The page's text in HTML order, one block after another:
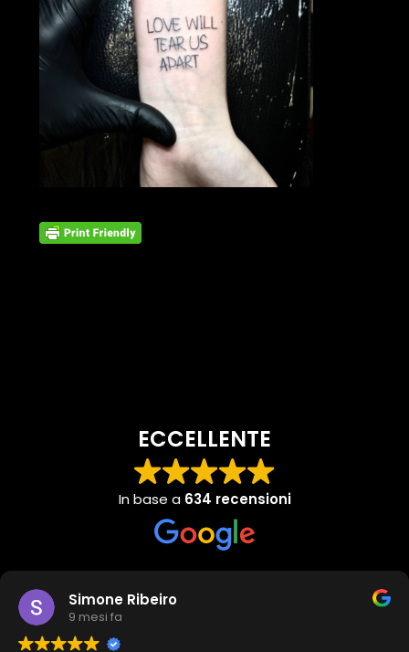
ECCELLENTE
In base a 634 recensioni
Simone Ribeiro
9 mesi fa